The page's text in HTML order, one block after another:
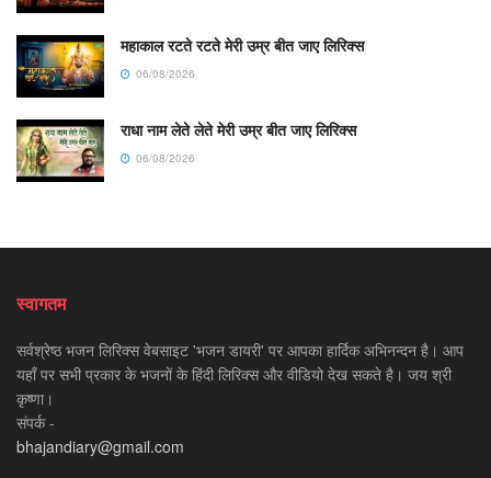
महाकाल रटते रटते मेरी उम्र बीत जाए लिरिक्स
06/08/2026
राधा नाम लेते लेते मेरी उम्र बीत जाए लिरिक्स
06/08/2026
स्वागतम
सर्वश्रेष्ठ भजन लिरिक्स वेबसाइट 'भजन डायरी' पर आपका हार्दिक अभिनन्दन है। आप
यहाँ पर सभी प्रकार के भजनों के हिंदी लिरिक्स और वीडियो देख सकते है। जय श्री
कृष्णा।
संपर्क -
bhajandiary@gmail.com